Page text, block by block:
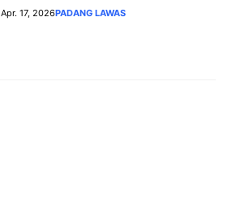
Apr. 17, 2026PADANG LAWAS